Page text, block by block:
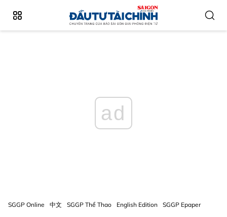
ad
SGGP Online 中文 SGGP Thể Thao English Edition SGGP Epaper